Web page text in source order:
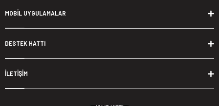
MOBİL UYGULAMALAR
DESTEK HATTI
İLETİŞİM